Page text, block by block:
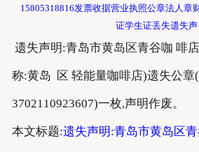
齐
15805318816发票收据营业执照公章法人章
证学生证丢失遗失声
遗失声明:青岛市黄岛区青谷咖 啡
称:黄岛 区 轻能量咖啡店)遗失公章
3702110923607)一枚,声明作废。
本文标题:遗失声明:青岛市黄岛区